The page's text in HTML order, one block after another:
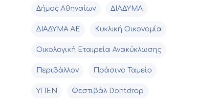
Δήμος Αθηναίων ΔΙΑΔΥΜΑ
ΔΙΑΔΥΜΑ ΑΕ Κυκλική Οικονομία
Οικολογική Εταιρεία Ανακύκλωσης
Περιβάλλον Πράσινο Ταμείο
ΥΠΕΝ Φεστιβάλ Dontdrop